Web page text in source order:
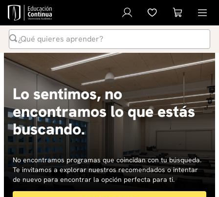
¿Qué quieres aprender?
Lo sentimos, no
encontramos lo que estás
buscando.
No encontramos programas que coincidan con tu búsqueda.
Te invitamos a explorar nuestros recomendados o intentar
de nuevo para encontrar la opción perfecta para ti.
Términos Más Buscados
inteligencia artificial
.
ia
3.
4.
diplomado
5.
global english program
.
inglés
.
liderazgo
8.
música